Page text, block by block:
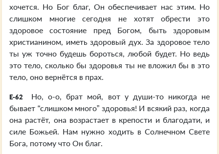
хочется. Но Бог благ, Он обеспечивает нас этим. Но
слишком многие сегодня не хотят обрести это
здоровое состояние пред Богом, быть здоровым
христианином, иметь здоровый дух. За здоровое тело
ты уж точно будешь бороться, любой будет. Но ведь
это тело, сколько бы здоровья ты не вложил бы в это
тело, оно вернётся в прах.
E-62
Но, о-о, брат мой, вот у души-то никогда не
бывает “слишком много” здоровья! И всякий раз, когда
она растёт, она возрастает в крепости и благодати, и
силе Божьей. Нам нужно ходить в Солнечном Свете
Бога, потому что Он благ.